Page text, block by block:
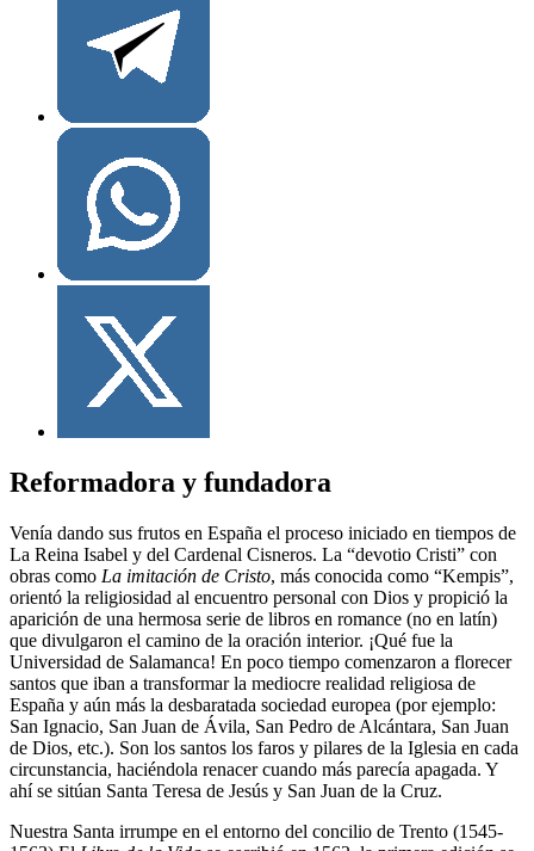
Reformadora y fundadora
Venía dando sus frutos en España el proceso iniciado en tiempos de
La Reina Isabel y del Cardenal Cisneros. La “devotio Cristi” con
obras como La imitación de Cristo, más conocida como “Kempis”,
orientó la religiosidad al encuentro personal con Dios y propició la
aparición de una hermosa serie de libros en romance (no en latín)
que divulgaron el camino de la oración interior. ¡Qué fue la
Universidad de Salamanca! En poco tiempo comenzaron a florecer
santos que iban a transformar la mediocre realidad religiosa de
España y aún más la desbaratada sociedad europea (por ejemplo:
San Ignacio, San Juan de Ávila, San Pedro de Alcántara, San Juan
de Dios, etc.). Son los santos los faros y pilares de la Iglesia en cada
circunstancia, haciéndola renacer cuando más parecía apagada. Y
ahí se sitúan Santa Teresa de Jesús y San Juan de la Cruz.
Nuestra Santa irrumpe en el entorno del concilio de Trento (1545-